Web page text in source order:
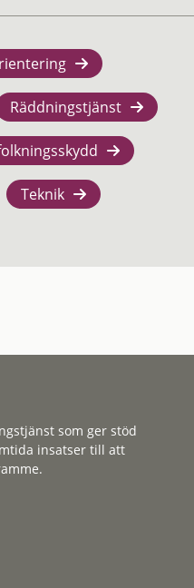
Räddningstjänst
Teknik
som ger stöd
insatser till att